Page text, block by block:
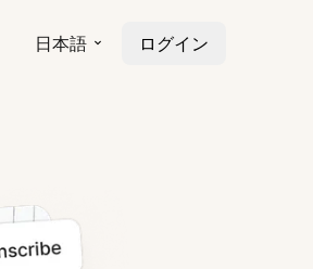
日本語 ログイン